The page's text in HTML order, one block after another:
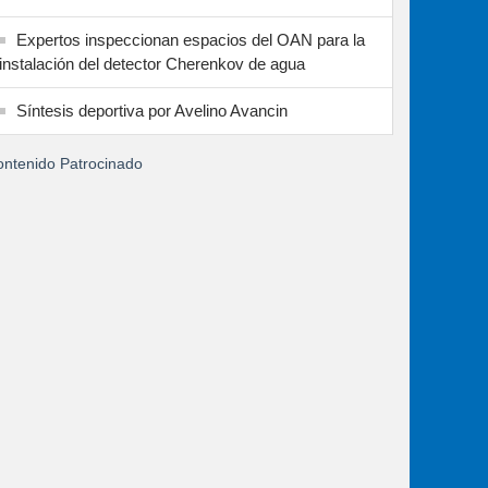
Expertos inspeccionan espacios del OAN para la
instalación del detector Cherenkov de agua
Síntesis deportiva por Avelino Avancin
Patrocinado